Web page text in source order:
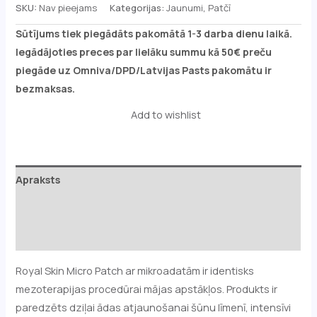
SKU: Nav pieejams Kategorijas:Jaunumi, Patčī
Sūtījums tiek piegādāts pakomātā 1-3 darba dienu laikā.
Iegādājoties preces par lielāku summu kā 50€ preču
piegāde uz Omniva/DPD/Latvijas Pasts pakomātu ir
bezmaksas.
Add to wishlist
Apraksts
Royal Skin Micro Patch ar mikroadatām ir identisks
mezoterapijas procedūrai mājas apstākļos. Produkts ir
paredzēts dziļai ādas atjaunošanai šūnu līmenī, intensīvi